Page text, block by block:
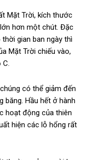
Mặt Trời, kích thước
hơn một chút. Đặc
gian ban ngày thì
Mặt Trời chiếu vào,
C.
có thể giảm đến
băng. Hầu hết ở hành
hoạt động của thiên
hiện các lỗ hổng rất